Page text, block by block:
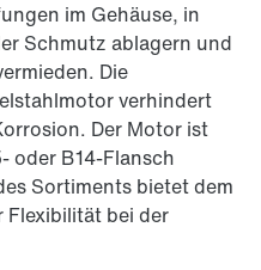
im Gehäuse, in
Schmutz ablagern und
Die
verhindert
Der Motor ist
oder B14-Flansch
Sortiments bietet dem
Flexibilität bei der